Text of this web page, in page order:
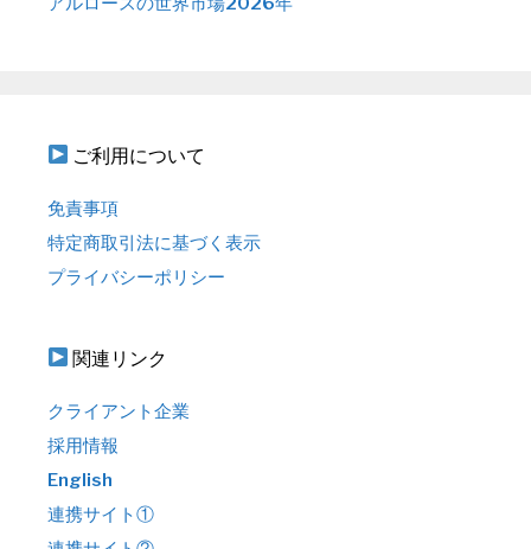
ご利用について
免責事項
特定商取引法に基づく表示
プライバシーポリシー
関連リンク
クライアント企業
採用情報
English
連携サイト①